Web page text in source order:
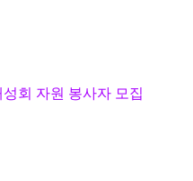
회 자원 봉사자 모집